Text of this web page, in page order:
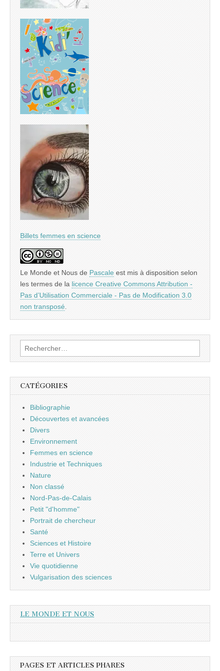
Billets femmes en science
Le Monde et Nous de Pascale est mis à disposition selon
les termes de la licence Creative Commons Attribution -
Pas d’Utilisation Commerciale - Pas de Modification 3.0
non transposé
Rechercher :
CATÉGORIES
Bibliographie
Découvertes et avancées
Divers
Environnement
Femmes en science
Industrie et Techniques
Nature
Non classé
Nord-Pas-de-Calais
Petit "d'homme"
Portrait de chercheur
Santé
Sciences et Histoire
Terre et Univers
Vie quotidienne
Vulgarisation des sciences
LE MONDE ET NOUS
PAGES ET ARTICLES PHARES